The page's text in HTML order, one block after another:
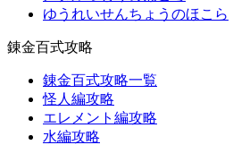
ゆうれいせんちょうのほこら
錬金百式攻略
錬金百式攻略一覧
怪人編攻略
エレメント編攻略
水編攻略